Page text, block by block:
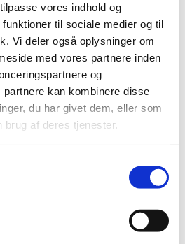
vores indhold og
til sociale medier og til
Vi deler også oplysninger om
med vores partnere inden
og
kan kombinere disse
du har givet dem, eller som
brug af deres tjenester.